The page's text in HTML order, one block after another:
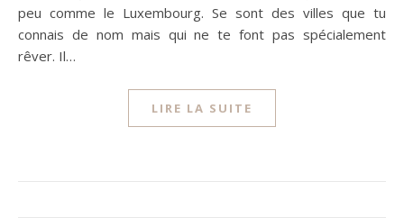
peu comme le Luxembourg. Se sont des villes que tu
connais de nom mais qui ne te font pas spécialement
rêver. Il…
LIRE LA SUITE